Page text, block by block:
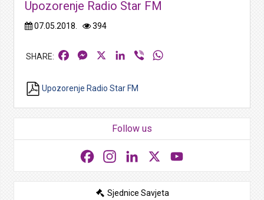
Upozorenje Radio Star FM
07.05.2018. 394
FacebookMessengerLinkedIn
Viber
Upozorenje Radio Star FM
Follow us
FacebookInstagramLinkedIn
Sjednice Savjeta